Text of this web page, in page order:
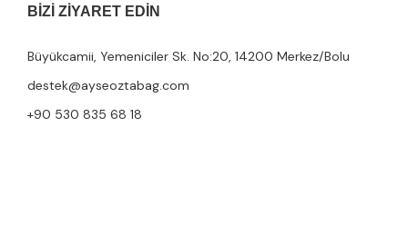
BIZI ZIYARET EDIN
Büyükcamii, Yemeniciler Sk. No:20, 14200 Merkez/Bolu
destek@ayseoztabag.com
+90 530 835 68 18